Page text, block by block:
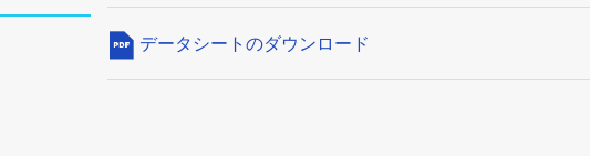
データシートのダウンロード